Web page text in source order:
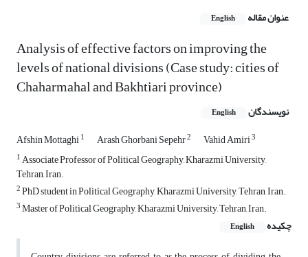
عنوان مقاله English
Analysis of effective factors on improving the
levels of national divisions (Case study: cities of
Chaharmahal and Bakhtiari province)
نویسندگان English
Afshin Mottaghi1 Arash Ghorbani Sepehr2 Vahid Amiri3
1Associate Professor of Political Geography, Kharazmi University,
Tehran, Iran.
2PhD student in Political Geography, Kharazmi University, Tehran, Iran.
3Master of Political Geography, Kharazmi University, Tehran, Iran.
چکیده
English